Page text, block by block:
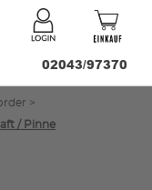
02043/97370
>
/ Pinne